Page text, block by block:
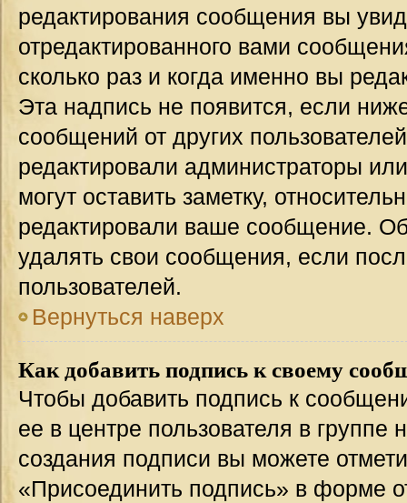
редактирования сообщения вы
отредактированного вами
сколько раз и когда именно вы
Эта надпись не появится, если
сообщений от других
редактировали администраторы
могут оставить заметку,
редактировали ваше сообщение.
удалять свои сообщения, если
пользователей.
Вернуться наверх
Как добавить подпись к своему
Чтобы добавить подпись к
ее в центре пользователя в
создания подписи вы можете
«Присоединить подпись» в форме